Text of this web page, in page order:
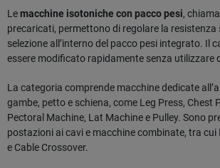
Lemacchine isotoniche con pacco pesi,
precaricati, permettono di regolare la
selezione all’interno del pacco pesi integrato. Il
essere modificato rapidamente senza utilizzare
La categoria comprende macchine dedicate
gambe, petto e schiena, come Leg Press, Chest
Pectoral Machine, Lat Machine e Pulley. Sono
postazioni ai cavi e macchine combinate, tra cui
e Cable Crossover.